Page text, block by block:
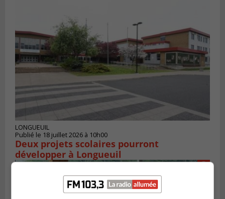
LONGUEUIL
Publié le 18 juillet 2026 à 10h00
Deux projets scolaires pourront
développer à Longueuil